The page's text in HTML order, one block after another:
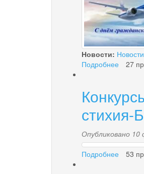
Новости:
Подробнее
27
стихия-
Опубликовано 10
Подробнее 53